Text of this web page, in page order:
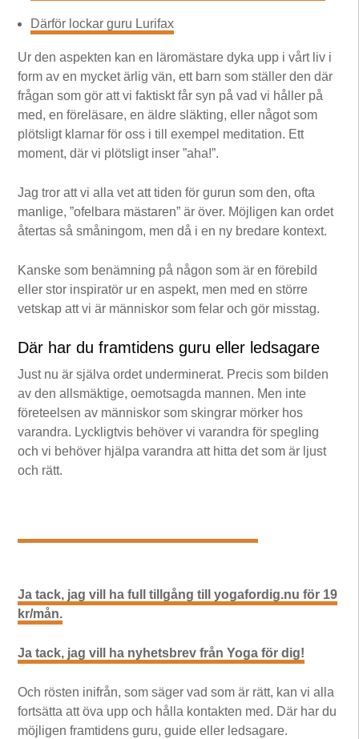
Därför lockar guru Lurifax
Ur den aspekten kan en läromästare dyka upp i vårt liv i
form av en mycket ärlig vän, ett barn som ställer den där
frågan som gör att vi faktiskt får syn på vad vi håller på
med, en föreläsare, en äldre släkting, eller något som
plötsligt klarnar för oss i till exempel meditation. Ett
moment, där vi plötsligt inser ”aha!”.
Jag tror att vi alla vet att tiden för gurun som den, ofta
manlige, ”ofelbara mästaren” är över. Möjligen kan ordet
återtas så småningom, men då i en ny bredare kontext.
Kanske som benämning på någon som är en förebild
eller stor inspiratör ur en aspekt, men med en större
vetskap att vi är människor som felar och gör misstag.
Där har du framtidens guru eller ledsagare
Just nu är själva ordet underminerat. Precis som bilden
av den allsmäktige, oemotsagda mannen. Men inte
företeelsen av människor som skingrar mörker hos
varandra. Lyckligtvis behöver vi varandra för spegling
och vi behöver hjälpa varandra att hitta det som är ljust
och rätt.
Ja tack, jag vill ha full tillgång till yogafordig.nu för 19
kr/mån.
Ja tack, jag vill ha nyhetsbrev från Yoga för dig!
Och rösten inifrån, som säger vad som är rätt, kan vi alla
fortsätta att öva upp och hålla kontakten med. Där har du
möjligen framtidens guru, guide eller ledsagare.